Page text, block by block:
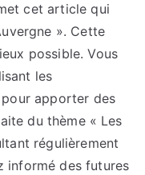
cet article qui
». Cette
possible. Vous
les
apporter des
du thème « Les
régulièrement
informé des futures